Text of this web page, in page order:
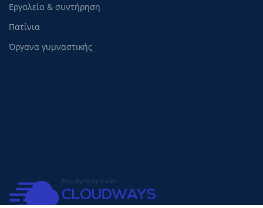
Εργαλεία & συντήρηση
Πατίνια
Όργανα γυμναστικής